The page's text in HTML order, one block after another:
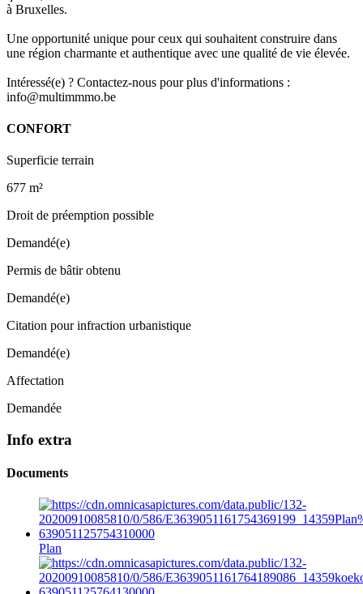
à Bruxelles.
Une opportunité unique pour ceux qui souhaitent construire dans
une région charmante et authentique avec une qualité de vie élevée.
Intéressé(e) ? Contactez-nous pour plus d'informations :
info@multimmmo.be
CONFORT
Superficie terrain
677 m²
Droit de préemption possible
Demandé(e)
Permis de bâtir obtenu
Demandé(e)
Citation pour infraction urbanistique
Demandé(e)
Affectation
Demandée
Info extra
Documents
Plan